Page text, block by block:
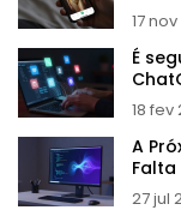
17
É
18 fev
A
Falta
27 jul